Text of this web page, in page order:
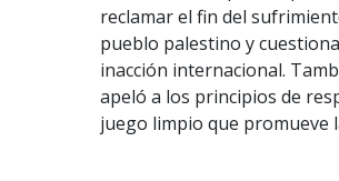
reclamar el fin del
pueblo palestino y
inacción internacional.
apeló a los principios de
juego limpio que promueve